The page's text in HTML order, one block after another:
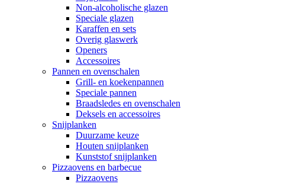
Non-alcoholische glazen
Speciale glazen
Karaffen en sets
Overig glaswerk
Openers
Accessoires
Pannen en ovenschalen
Grill- en koekenpannen
Speciale pannen
Braadsledes en ovenschalen
Deksels en accessoires
Snijplanken
Duurzame keuze
Houten snijplanken
Kunststof snijplanken
Pizzaovens en barbecue
Pizzaovens